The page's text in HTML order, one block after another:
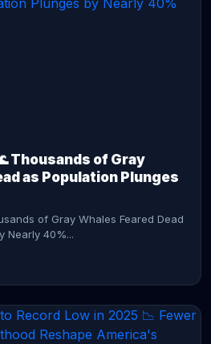
Thousands of Gray
as Population Plunges
of Gray Whales Feared Dead
Nearly 40%...